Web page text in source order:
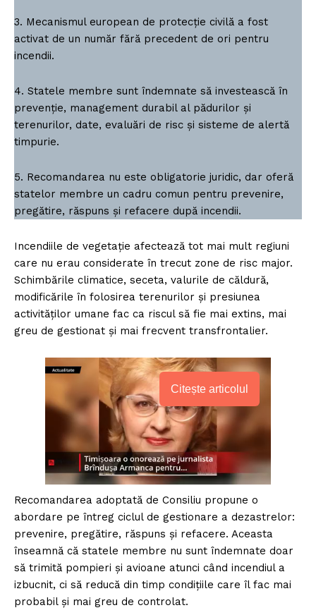
3. Mecanismul european de protecție civilă a fost
activat de un număr fără precedent de ori pentru
incendii.
4. Statele membre sunt îndemnate să investească în
prevenție, management durabil al pădurilor și
terenurilor, date, evaluări de risc și sisteme de alertă
timpurie.
5. Recomandarea nu este obligatorie juridic, dar oferă
statelor membre un cadru comun pentru prevenire,
pregătire, răspuns și refacere după incendii.
Incendiile de vegetație afectează tot mai mult regiuni
care nu erau considerate în trecut zone de risc major.
Schimbările climatice, seceta, valurile de căldură,
modificările în folosirea terenurilor și presiunea
activităților umane fac ca riscul să fie mai extins, mai
greu de gestionat și mai frecvent transfrontalier.
Citește articolul
Recomandarea adoptată de Consiliu propune o
abordare pe întreg ciclul de gestionare a dezastrelor:
prevenire, pregătire, răspuns și refacere. Aceasta
înseamnă că statele membre nu sunt îndemnate doar
să trimită pompieri și avioane atunci când incendiul a
izbucnit, ci să reducă din timp condițiile care îl fac mai
probabil și mai greu de controlat.